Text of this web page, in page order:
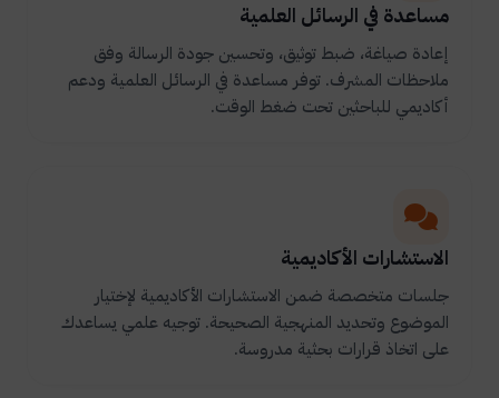
مساعدة في الرسائل العلمية
إعادة صياغة، ضبط توثيق، وتحسين جودة الرسالة وفق
ملاحظات المشرف. توفر مساعدة في الرسائل العلمية ودعم
أكاديمي للباحثين تحت ضغط الوقت.
الاستشارات الأكاديمية
جلسات متخصصة ضمن الاستشارات الأكاديمية لإختيار
الموضوع وتحديد المنهجية الصحيحة. توجيه علمي يساعدك
على اتخاذ قرارات بحثية مدروسة.